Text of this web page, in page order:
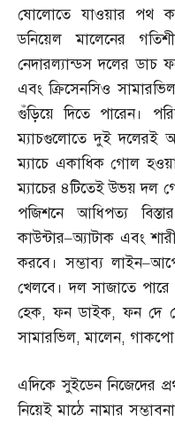
ষোলোতে যাওয়ার পথ
ডনিয়েল মালেনের
নেদারল্যান্ডস দলের ডাচ
এবং ক্রিসেনসিও
গুঁড়িয়ে দিতে পারেন।
ম্যাচগুলোতে দুই দলেরই
ম্যাচে একাধিক গোল
ম্যাচের ৪টিতেই উভয় দল
পজিশনে আধিপত্য
কাউন্টার–অ্যাটাক এবং
করবে। সম্ভাব্য লাইন–
খেলবে। দল সাজাতে
হেক,ফন ডাইক,ফন দে
সামারভিল,মালেন,
এদিকে সুইডেন নিজেদের
নিয়েই মাঠে নামার